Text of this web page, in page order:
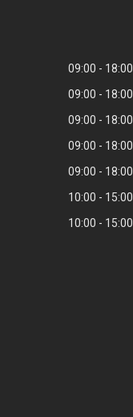
09:00
18:00
09:00
18:00
09:00
18:00
09:00
18:00
09:00
18:00
10:00
15:00
10:00 15:00